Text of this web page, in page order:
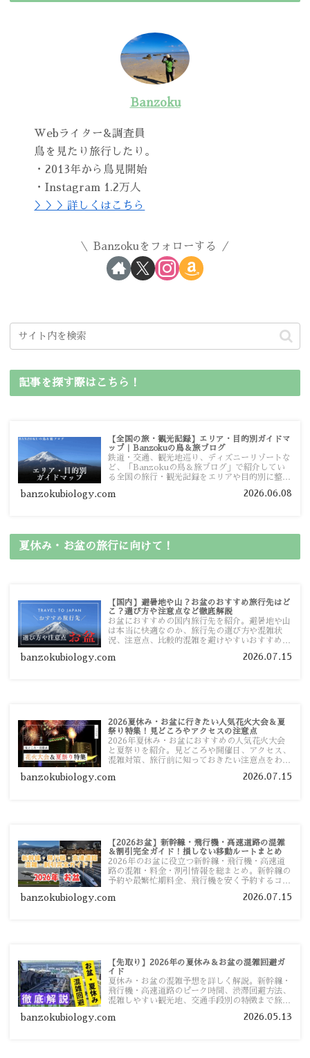
Banzoku
Webライター&調査員
鳥を見たり旅行したり。
・2013年から鳥見開始
・Instagram 1.2万人
＞＞＞詳しくはこちら
Banzokuをフォローする
記事を探す際はこちら！
【全国の旅・観光記録】エリア・目的別ガイドマ
ップ｜Banzokuの鳥＆旅ブログ
鉄道・交通、観光地巡り、ディズニーリゾートな
ど、「Banzokuの鳥＆旅ブログ」で紹介してい
る全国の旅行・観光記録をエリアや目的別に整理
ガイドマップからスムーズに見つけていただけま
banzokubiology.com 2026.06.08
夏休み・お盆の旅行に向けて！
【国内】避暑地や山？お盆のおすすめ旅行先はど
こ？選び方や注意点など徹底解説
お盆におすすめの国内旅行先を紹介。避暑地や山
は本当に快適なのか、旅行先の選び方や混雑状
況、注意点、比較的混雑を避けやすいおすすめス
す。
banzokubiology.com 2026.07.15
2026夏休み・お盆に行きたい人気花火大会＆夏
祭り特集！見どころやアクセスの注意点
2026年夏休み・お盆におすすめの人気花火大会
と夏祭りを紹介。見どころや開催日、アクセス、
混雑対策、旅行前に知っておきたい注意点をわか
banzokubiology.com 2026.07.15
【2026お盆】新幹線・飛行機・高速道路の混雑
＆割引完全ガイド！損しない移動ルートまとめ
2026年のお盆に役立つ新幹線・飛行機・高速道
路の混雑・料金・割引情報を総まとめ。新幹線の
予約や最繁忙期料金、飛行機を安く予約するコ
い移動方法を分かりやすく解説します。
banzokubiology.com 2026.07.15
【先取り】2026年の夏休み＆お盆の混雑回避ガ
イド
夏休み・お盆の混雑予想を詳しく解説。新幹線・
飛行機・高速道路のピーク時間、渋滞回避方法、
混雑しやすい観光地、交通手段別の特徴まで旅行
banzokubiology.com 2026.05.13